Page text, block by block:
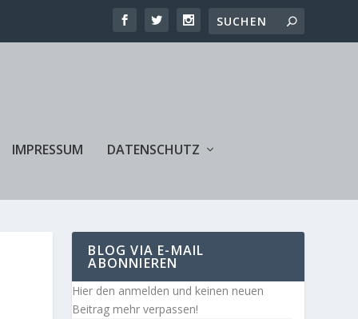
IMPRESSUM DATENSCHUTZ
BLOG VIA E-MAIL
ABONNIEREN
Hier den anmelden und keinen neuen
Beitrag mehr verpassen!